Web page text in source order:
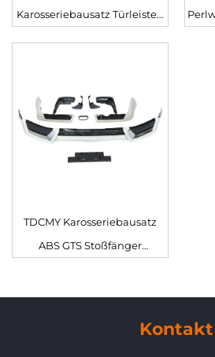
Karosseriebausatz Türleisten
Land Cruiser LC200
TDCMY Karosseriebausatz
ABS GTS Stoßfänger
Kontakt